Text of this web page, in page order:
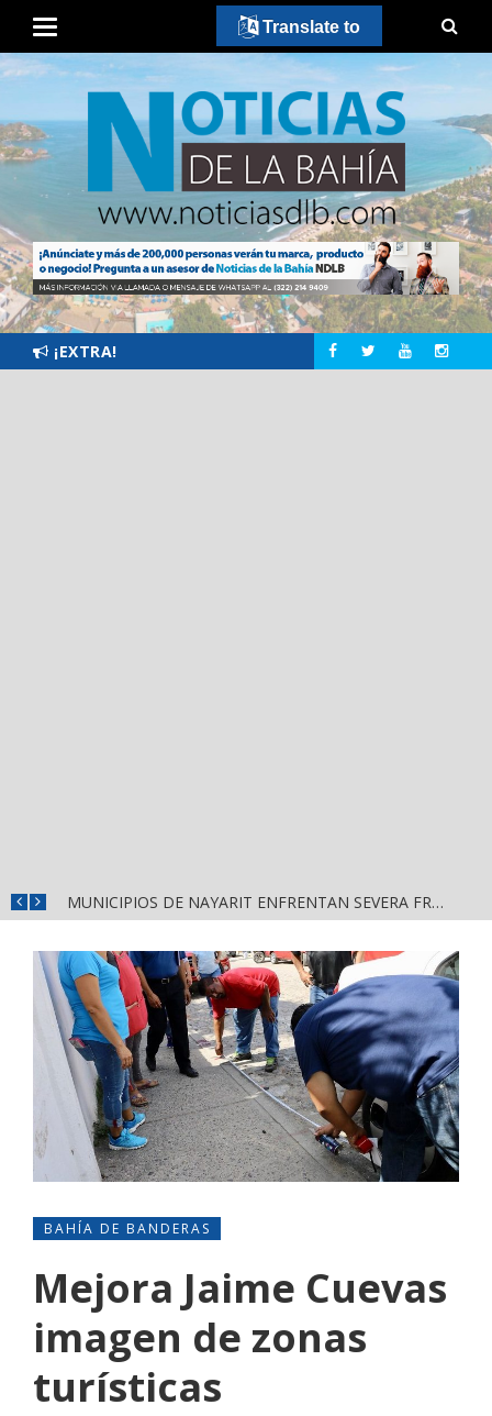
¡EXTRA!
MUNICIPIOS DE NAYARIT ENFRENTAN SEVERA FRAGILIDAD FINANCIERA POR DEUDAS Y NÓMINAS
BAHÍA DE BANDERAS
Mejora Jaime Cuevas
imagen de zonas
turísticas
Translate to